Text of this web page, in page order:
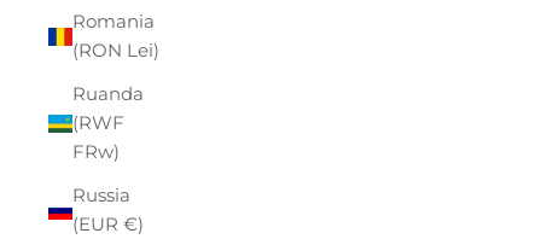
Romania
(RON Lei)
Ruanda
(RWF
FRw)
Russia
(EUR €)